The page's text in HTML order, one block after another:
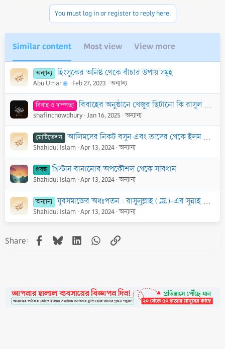
You must log in or register to reply here.
Similar content Most view View more
অন্যান্য হিংসুকের অনিষ্ট থেকে বাঁচার উপায় সমূহ
Abu Umar Feb 27, 2023 অন্যান্য
বিবাহ ও দাম্পত্য
shafinchowdhury Jan 16, 2025 অন্যান্য
মোটিভেশন আলিমদের নিকট বসুন এবং তাদের থেকে ইলম অর্জন করুন
Shahidul Islam Apr 13, 2024 অন্যান্য
প্রবন্ধ খ্রিস্টান বানানোর অপকৌশল থেকে সাবধান
Shahidul Islam Apr 13, 2024 অন্যান্য
অন্যান্য যুবসমাজের অধঃপতন : রাসূলুল্লাহ (ﷺ)-এর সুন্নাহ থেকে দূরে সরে যাওয়া
Shahidul Islam Apr 13, 2024 অন্যান্য
Share: Facebook
BlueskyLinkedInWhatsApp
Link